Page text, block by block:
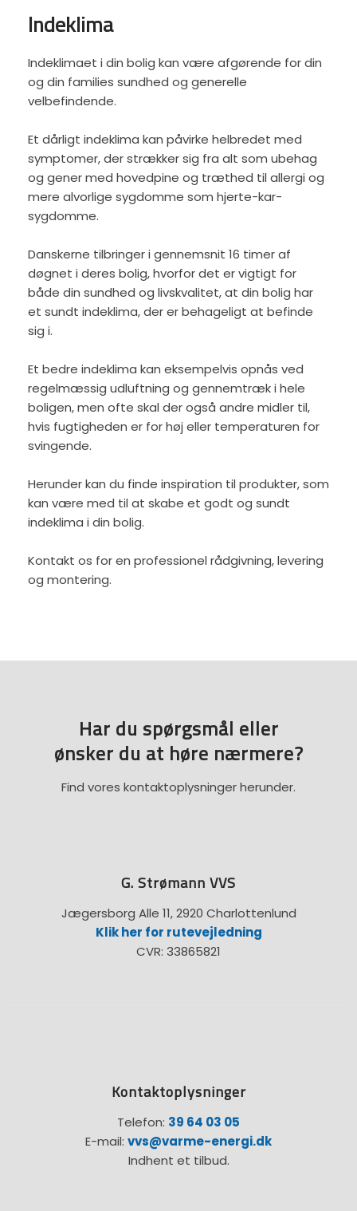
Indeklima
Indeklimaet i din bolig kan være afgørende for din
og din families sundhed og generelle
velbefindende.
Et dårligt indeklima kan påvirke helbredet med
symptomer, der strækker sig fra alt som ubehag
og gener med hovedpine og træthed til allergi og
mere alvorlige sygdomme som hjerte-kar-
sygdomme.
Danskerne tilbringer i gennemsnit 16 timer af
døgnet i deres bolig, hvorfor det er vigtigt for
både din sundhed og livskvalitet, at din bolig har
et sundt indeklima, der er behageligt at befinde
sig i.
Et bedre indeklima kan eksempelvis opnås ved
regelmæssig udluftning og gennemtræk i hele
boligen, men ofte skal der også andre midler til,
hvis fugtigheden er for høj eller temperaturen for
svingende.
Herunder kan du finde inspiration til produkter, som
kan være med til at skabe et godt og sundt
indeklima i din bolig.
Kontakt os for en professionel rådgivning, levering
og montering.
Har du spørgsmål eller
​ønsker du at høre nærmere?
Find vores kontaktoplysninger herunder.
G. Strømann VVS
Jægersborg Alle 11, 2920 Charlottenlund
Klik her for rutevejledning
CVR: 33865821
Kontaktoplysninger
Telefon: 39 64 03 05
E-mail: vvs@varme-energi.dk
Indhent et tilbud.